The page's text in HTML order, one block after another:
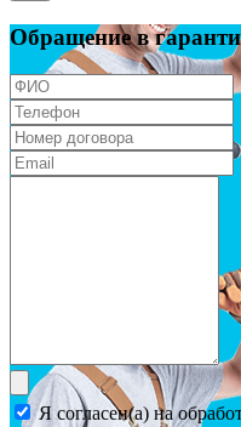
Обращение в
Я согласен(а) на